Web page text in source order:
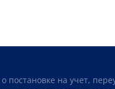
постановке на учет,